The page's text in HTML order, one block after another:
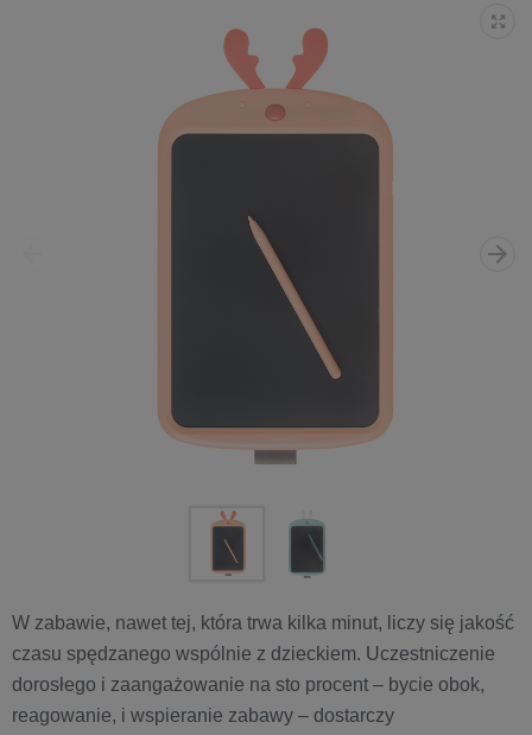
W zabawie, nawet tej, która trwa kilka minut, liczy się jakość
czasu spędzanego wspólnie z dzieckiem. Uczestniczenie
dorosłego i zaangażowanie na sto procent – bycie obok,
reagowanie, i wspieranie zabawy – dostarczy